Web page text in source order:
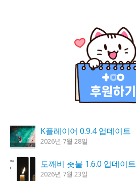
K플레이어 0.9.4 업데이트
2026년 7월 28일
도깨비 촛불 1.6.0 업데이트
2026년 7월 23일